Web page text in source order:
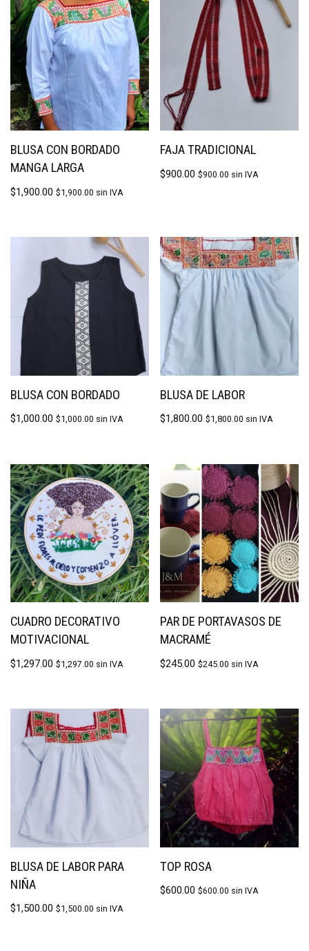
BLUSA CON BORDADO
MANGA LARGA
$1,900.00 $1,900.00 sin IVA
FAJA TRADICIONAL
$900.00 $900.00 sin IVA
BLUSA CON BORDADO
$1,000.00 $1,000.00 sin IVA
BLUSA DE LABOR
$1,800.00 $1,800.00 sin IVA
CUADRO DECORATIVO
MOTIVACIONAL
$1,297.00 $1,297.00 sin IVA
PAR DE PORTAVASOS DE
MACRAMÉ
$245.00 $245.00 sin IVA
BLUSA DE LABOR PARA
NIÑA
$1,500.00 $1,500.00 sin IVA
TOP ROSA
$600.00 $600.00 sin IVA